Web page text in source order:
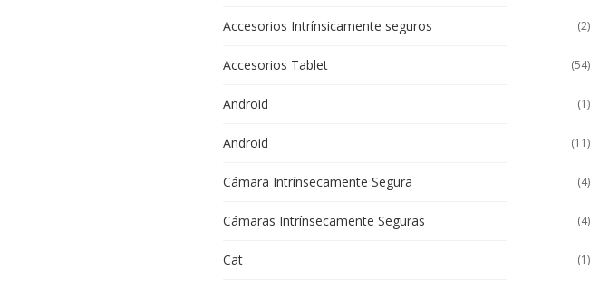
Accesorios Intrínsicamente seguros (2)
Accesorios Tablet (54)
Android (1)
Android (11)
Cámara Intrínsecamente Segura (4)
Cámaras Intrínsecamente Seguras (4)
Cat (1)